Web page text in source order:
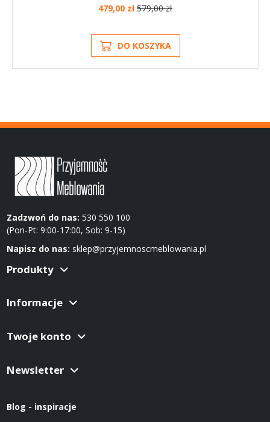
479,00 zł579,00 zł
DO KOSZYKA
Zadzwoń do nas: 530 550 100
(Pon-Pt: 9:00-17:00, Sob: 9-15)
Napisz do nas: sklep@przyjemnoscmeblowania.pl
Produkty
Informacje
Twoje konto
Newsletter
Blog - inspiracje